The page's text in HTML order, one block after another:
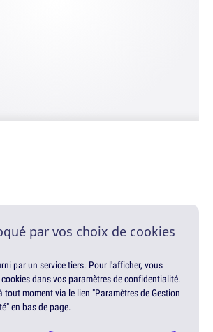
par vos choix de cookies
par un service tiers. Pour l'afficher, vous
dans vos paramètres de confidentialité.
tout moment via le lien "Paramètres de Gestion
en bas de page.